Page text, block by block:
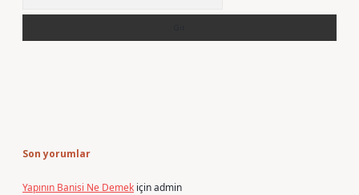
Son yorumlar
Yapının Banisi Ne Demek içinadmin